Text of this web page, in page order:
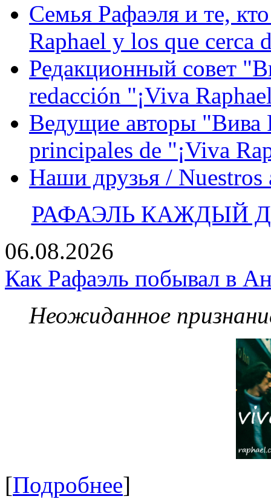
Семья Рафаэля и те,
Raphael y los que cerca
Редакционный совет
redacción "¡Viva
Ведущие авторы "Вива
principales de "¡Viva
Наши друзья / Nuestros
РАФАЭЛЬ КАЖДЫЙ
06.08.2026
Как Рафаэль побывал в
Неожиданное
[Подробнее]